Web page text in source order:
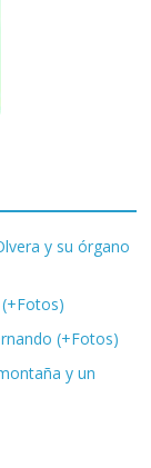
y su órgano
(+Fotos)
y un